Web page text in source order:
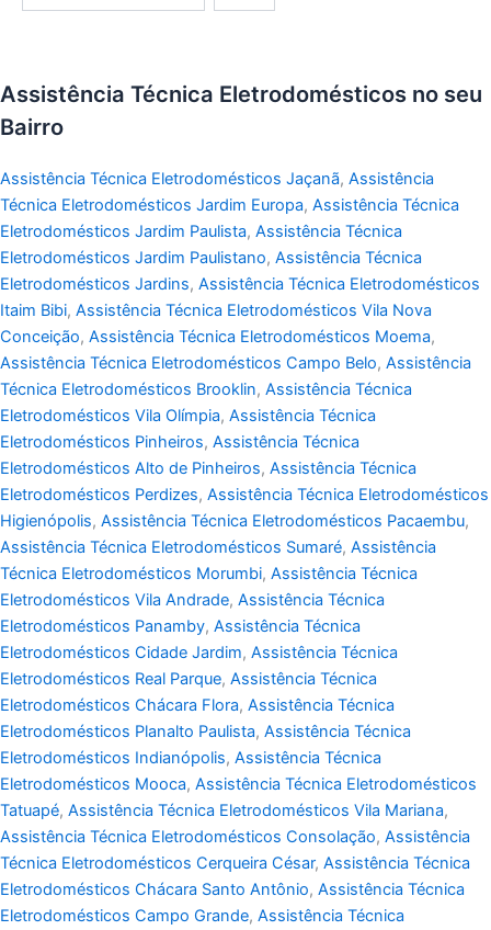
Assistência Técnica Eletrodomésticos no seu
Bairro
Assistência Técnica Eletrodomésticos Jaçanã, Assistência
Técnica Eletrodomésticos Jardim Europa, Assistência Técnica
Eletrodomésticos Jardim Paulista, Assistência Técnica
Eletrodomésticos Jardim Paulistano, Assistência Técnica
Eletrodomésticos Jardins, Assistência Técnica Eletrodomésticos
Itaim Bibi, Assistência Técnica Eletrodomésticos Vila Nova
Conceição, Assistência Técnica Eletrodomésticos Moema,
Assistência Técnica Eletrodomésticos Campo Belo, Assistência
Técnica Eletrodomésticos Brooklin, Assistência Técnica
Eletrodomésticos Vila Olímpia, Assistência Técnica
Eletrodomésticos Pinheiros, Assistência Técnica
Eletrodomésticos Alto de Pinheiros, Assistência Técnica
Eletrodomésticos Perdizes, Assistência Técnica Eletrodomésticos
Higienópolis, Assistência Técnica Eletrodomésticos Pacaembu,
Assistência Técnica Eletrodomésticos Sumaré, Assistência
Técnica Eletrodomésticos Morumbi, Assistência Técnica
Eletrodomésticos Vila Andrade, Assistência Técnica
Eletrodomésticos Panamby, Assistência Técnica
Eletrodomésticos Cidade Jardim, Assistência Técnica
Eletrodomésticos Real Parque, Assistência Técnica
Eletrodomésticos Chácara Flora, Assistência Técnica
Eletrodomésticos Planalto Paulista, Assistência Técnica
Eletrodomésticos Indianópolis, Assistência Técnica
Eletrodomésticos Mooca, Assistência Técnica Eletrodomésticos
Tatuapé, Assistência Técnica Eletrodomésticos Vila Mariana,
Assistência Técnica Eletrodomésticos Consolação, Assistência
Técnica Eletrodomésticos Cerqueira César, Assistência Técnica
Eletrodomésticos Chácara Santo Antônio, Assistência Técnica
Eletrodomésticos Campo Grande, Assistência Técnica